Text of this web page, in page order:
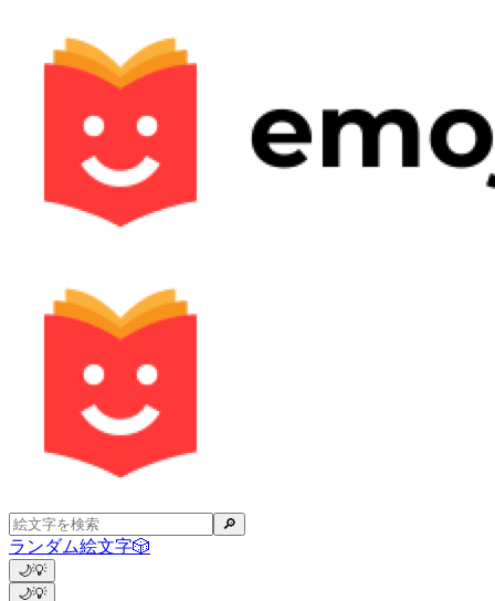
🔎
ランダム絵文字🎲
🌙💡
🌙💡